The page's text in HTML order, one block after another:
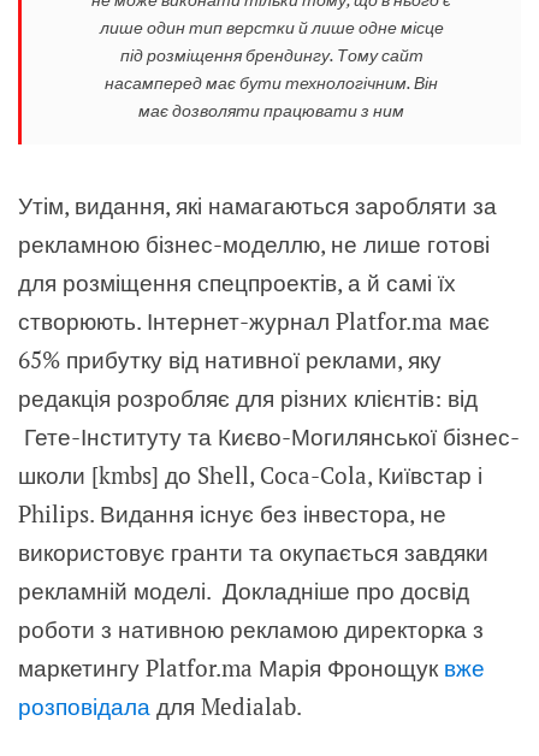
лише один тип верстки й лише одне місце
під розміщення брендингу. Тому сайт
насамперед має бути технологічним. Він
має дозволяти працювати з ним
Утім, видання, які намагаються заробляти за
рекламною бізнес-моделлю, не лише готові
для розміщення спецпроектів, а й самі їх
створюють. Інтернет-журнал Platfor.ma має
65% прибутку від нативної реклами, яку
редакція розробляє для різних клієнтів: від
Гете-Інституту та Києво-Могилянської бізнес-
школи [kmbs] до Shell, Coca-Cola, Київстар і
Philips. Видання існує без інвестора, не
використовує гранти та окупається завдяки
рекламній моделі. Докладніше про досвід
роботи з нативною рекламою директорка з
маркетингу Platfor.ma Марія Фронощук вже
розповідала для Medialab.